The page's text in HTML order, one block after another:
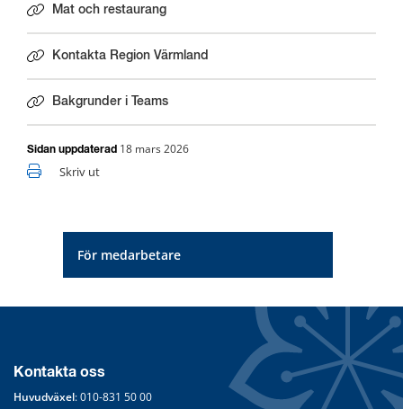
För medarbetare
Mat och restaurang
Kontakta Region Värmland
Bakgrunder i Teams
Sidan uppdaterad 18 mars 2026
Skriv ut
Kontakta oss
Huvudväxel: 010-831 50 00